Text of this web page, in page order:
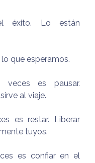
éxito. Lo están
que esperamos.
es pausar.
al viaje.
es restar. Liberar
tuyos.
es confiar en el